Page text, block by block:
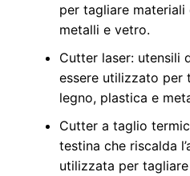
per tagliare
metalli e vetro.
Cutter laser: utensili
essere utilizzato per
legno, plastica e
Cutter a taglio
testina che riscalda
utilizzata per